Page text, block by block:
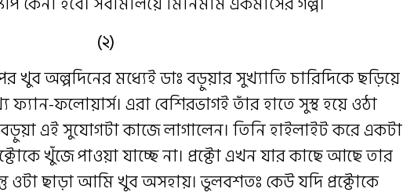
(২)
খুব অল্পদিনের মধ্যেই ডাঃ বড়ুয়ার সুখ্যাতি চারিদিকে ছড়িয়ে
ফলোয়ার্স। এরা বেশিরভাগই তাঁর হাতে সুস্থ হয়ে ওঠা
এই সুযোগটা কাজে লাগালেন। তিনি হাইলাইট করে একটা
খুঁজে পাওয়া যাচ্ছে না। প্রক্টো এখন যার কাছে আছে তার
ওটা ছাড়া আমি খুব অসহায়। ভুলবশতঃ কেউ যদি প্রক্টোকে